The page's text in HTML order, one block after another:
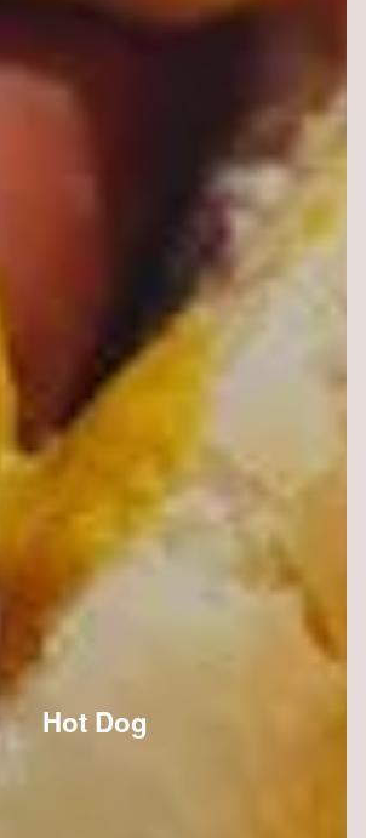
Hot Dog